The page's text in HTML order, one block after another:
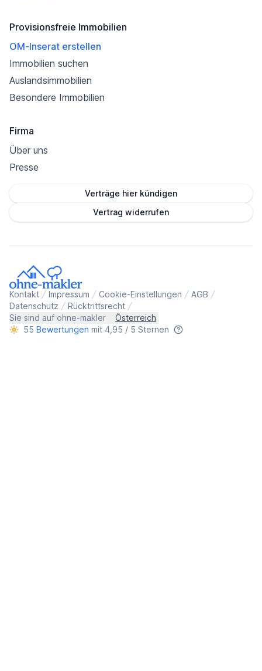
Provisionsfreie Immobilien
OM-Inserat erstellen
Immobilien suchen
Auslandsimmobilien
Besondere Immobilien
Firma
Über uns
Presse
Verträge hier kündigen
Vertrag widerrufen
Kontakt Impressum Cookie-Einstellungen
AGB
Datenschutz
Rücktrittsrecht
Sie sind auf ohne-makler
Österreich
55 Bewertungen mit 4,95 / 5 Sternen